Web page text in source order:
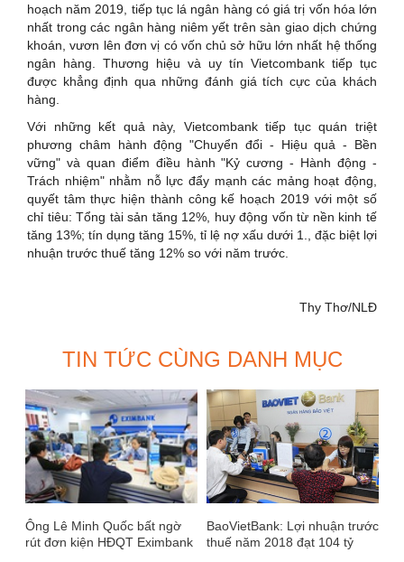
hoạch năm 2019, tiếp tục lá ngân hàng có giá trị vốn hóa lớn
nhất trong các ngân hàng niêm yết trên sàn giao dịch chứng
khoán, vươn lên đơn vị có vốn chủ sở hữu lớn nhất hệ thống
ngân hàng. Thương hiệu và uy tín Vietcombank tiếp tục
được khẳng định qua những đánh giá tích cực của khách
hàng.
Với những kết quả này, Vietcombank tiếp tục quán triệt
phương châm hành động "Chuyển đổi - Hiệu quả - Bền
vững" và quan điểm điều hành "Kỷ cương - Hành động -
Trách nhiệm" nhằm nỗ lực đẩy mạnh các mảng hoạt động,
quyết tâm thực hiện thành công kế hoạch 2019 với một số
chỉ tiêu: Tổng tài sản tăng 12%, huy động vốn từ nền kinh tế
tăng 13%; tín dụng tăng 15%, tỉ lệ nợ xấu dưới 1., đặc biệt lợi
nhuận trước thuế tăng 12% so với năm trước.
Thy Thơ/NLĐ
TIN TỨC CÙNG DANH MỤC
Ông Lê Minh Quốc bất ngờ
rút đơn kiện HĐQT Eximbank
BaoVietBank: Lợi nhuận trước
thuế năm 2018 đạt 104 tỷ